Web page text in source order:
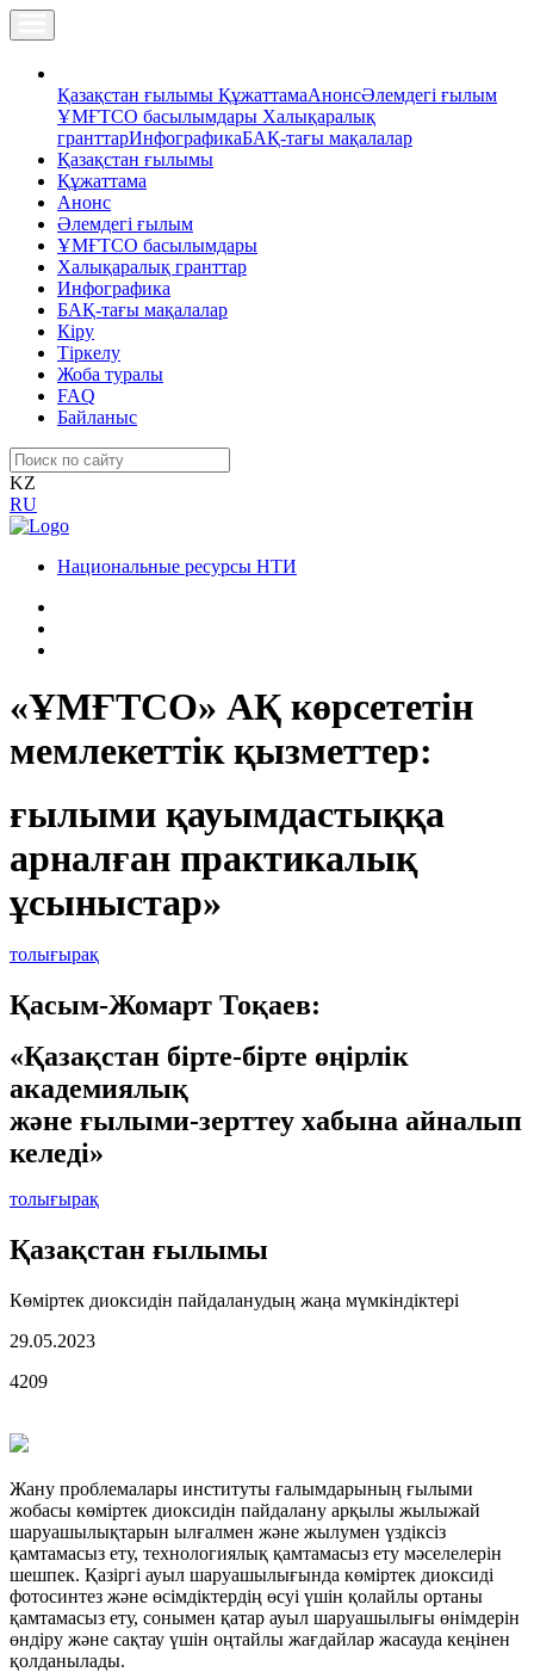
Қазақстан ғылымы ҚұжаттамаАнонсӘлемдегі ғылым
ҰМҒТСО басылымдары Халықаралық
гранттарИнфографикаБАҚ-тағы мақалалар
Қазақстан ғылымы
Құжаттама
Анонс
Әлемдегі ғылым
ҰМҒТСО басылымдары
Халықаралық гранттар
Инфографика
БАҚ-тағы мақалалар
Кіру
Тіркелу
Жоба туралы
FAQ
Байланыс
KZ
RU
Национальные ресурсы НТИ
«ҰМҒТСО» АҚ көрсететін
мемлекеттік қызметтер:
ғылыми қауымдастыққа
арналған практикалық
ұсыныстар»
толығырақ
Қасым-Жомарт Тоқаев:
«Қазақстан бірте-бірте өңірлік
академиялық
және ғылыми-зерттеу хабына айналып
келеді»
толығырақ
Қазақстан ғылымы
Көміртек диоксидін пайдаланудың жаңа мүмкіндіктері
29.05.2023
4209
Жану проблемалары институты ғалымдарының ғылыми
жобасы көміртек диоксидін пайдалану арқылы жылыжай
шаруашылықтарын ылғалмен және жылумен үздіксіз
қамтамасыз ету, технологиялық қамтамасыз ету мәселелерін
шешпек. Қазіргі ауыл шаруашылығында көміртек диоксиді
фотосинтез және өсімдіктердің өсуі үшін қолайлы ортаны
қамтамасыз ету, сонымен қатар ауыл шаруашылығы өнімдерін
өндіру және сақтау үшін оңтайлы жағдайлар жасауда кеңінен
қолданылады.